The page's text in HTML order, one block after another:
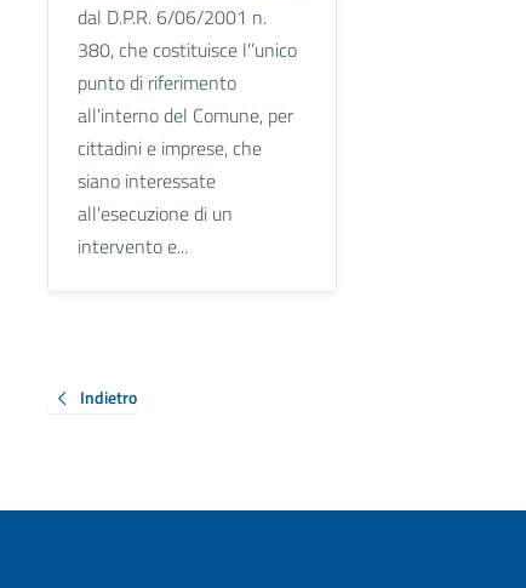
dal D.P.R. 6/06/2001 n.
380, che costituisce l'’unico
punto di riferimento
all'interno del Comune, per
cittadini e imprese, che
siano interessate
all'esecuzione di un
intervento e...
Indietro